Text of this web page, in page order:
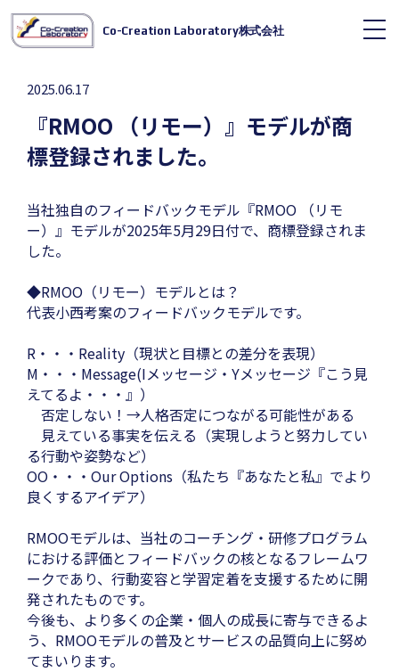
Co-Creation Laboratory株式会社
2025.06.17
『RMOO （リモー）』モデルが商
標登録されました。
当社独自のフィードバックモデル『RMOO （リモ
ー）』モデルが2025年5月29日付で、商標登録されま
した。
◆RMOO（リモー）モデルとは？
代表小西考案のフィードバックモデルです。
R・・・Reality（現状と目標との差分を表現）
M・・・Message(Iメッセージ・Yメッセージ『こう見
えてるよ・・・』）
否定しない！→人格否定につながる可能性がある
見えている事実を伝える（実現しようと努力してい
る行動や姿勢など）
OO・・・Our Options（私たち『あなたと私』でより
良くするアイデア）
RMOOモデルは、当社のコーチング・研修プログラム
における評価とフィードバックの核となるフレームワ
ークであり、行動変容と学習定着を支援するために開
発されたものです。
今後も、より多くの企業・個人の成長に寄与できるよ
う、RMOOモデルの普及とサービスの品質向上に努め
てまいります。